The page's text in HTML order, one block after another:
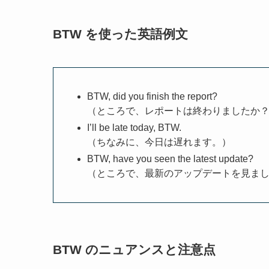
BTW を使った英語例文
BTW, did you finish the report?
（ところで、レポートは終わりましたか？
I’ll be late today, BTW.
（ちなみに、今日は遅れます。）
BTW, have you seen the latest update?
（ところで、最新のアップデートを見まし
BTW のニュアンスと注意点